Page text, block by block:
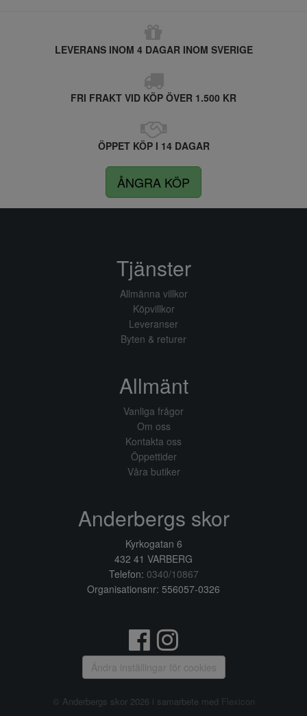
LEVERANS INOM 4 DAGAR INOM SVERIGE
FRI FRAKT VID KÖP ÖVER 1.500 KR
ÖPPET KÖP I 14 DAGAR
ÅNGRA KÖP
Tjänster
Allmänna villkor
Köpvillkor
Leveranser
Byten & returer
Allmänt
Vanliga frågor
Om oss
Kontakta oss
Öppettider
Våra butiker
Anderbergs skor
Kyrkogatan 6
432 41 VARBERG
Telefon: 0340/10867
Organisationsnr: 556057-0326
Ändra inställingar för cookies
© Anderbergs skor 2026 i samarbete med Flexicon